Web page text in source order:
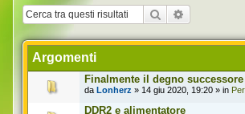
Cerca
Argomenti
Finalmente il degno
da Lonherz » 14 giu 2020, 19:20 » in
DDR2 e alimentatore